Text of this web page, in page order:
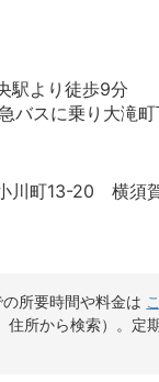
駅より徒歩9分
バスに乗り大滝
川町13-20 横須
所要時間や料金は
住所から検索）。定